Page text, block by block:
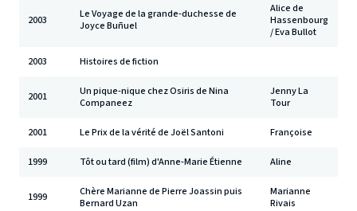
2003
Le Voyage de la grande-duchesse de
Joyce Buñuel
Alice de
Hassenbourg
/ Eva Bullot
2003 Histoires de fiction
2001
Un pique-nique chez Osiris de Nina
Companeez
Jenny La
Tour
2001 Le Prix de la vérité de Joël Santoni Françoise
1999 Tôt ou tard (film) d'Anne-Marie Étienne Aline
1999
Chère Marianne de Pierre Joassin puis
Bernard Uzan
Marianne
Rivais